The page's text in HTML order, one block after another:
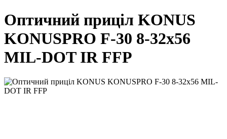
Оптичний приціл KONUS
KONUSPRO F-30 8-32x56
MIL-DOT IR FFP